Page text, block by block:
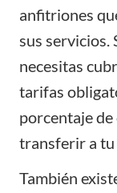
anfitriones
sus servicios.
necesitas
tarifas
porcentaje
transferir a tu
También